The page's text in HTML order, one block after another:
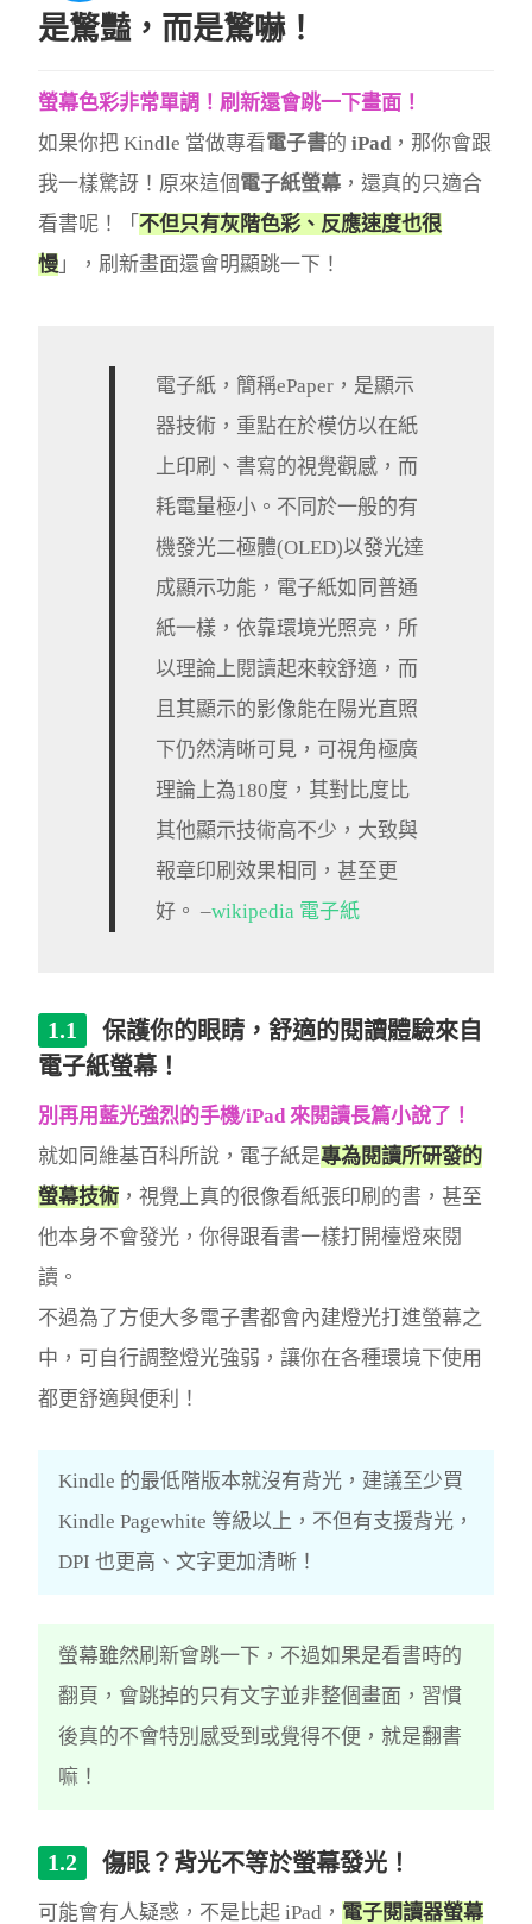
是驚豔，而是驚嚇！
螢幕色彩非常單調！刷新還會跳一下畫面！
如果你把 Kindle 當做專看電子書的 iPad ，那你會跟
我一樣驚訝！原來這個 電子紙螢幕 ，還真的只適合
看書呢！「 不但只有灰階色彩、反應速度也很
慢 」，刷新畫面還會明顯跳一下！
電子紙，簡稱ePaper，是顯示
器技術，重點在於模仿以在紙
上印刷、書寫的視覺觀感，而
耗電量極小。不同於一般的有
機發光二極體(OLED)以發光達
成顯示功能，電子紙如同普通
紙一樣，依靠環境光照亮，所
以理論上閱讀起來較舒適，而
且其顯示的影像能在陽光直照
下仍然清晰可見，可視角極廣
理論上為180度，其對比度比
其他顯示技術高不少，大致與
報章印刷效果相同，甚至更
好。 –wikipedia 電子紙
保護你的眼睛，舒適的閱讀體驗來自
電子紙螢幕！
別再用藍光強烈的手機/iPad 來閱讀長篇小說了！
就如同維基百科所說，電子紙是專為閱讀所研發的
螢幕技術 ，視覺上真的很像看紙張印刷的書，甚至
他本身不會發光，你得跟看書一樣打開檯燈來閱
讀。
不過為了方便大多電子書都會內建燈光打進螢幕之
中，可自行調整燈光強弱，讓你在各種環境下使用
都更舒適與便利！
Kindle 的最低階版本就沒有背光，建議至少買
Kindle Pagewhite 等級以上，不但有支援背光，
DPI 也更高、文字更加清晰！
螢幕雖然刷新會跳一下，不過如果是看書時的
翻頁，會跳掉的只有文字並非整個畫面，習慣
後真的不會特別感受到或覺得不便，就是翻書
嘛！
傷眼？背光不等於螢幕發光！
可能會有人疑惑，不是比起 iPad， 電子閱讀器螢幕